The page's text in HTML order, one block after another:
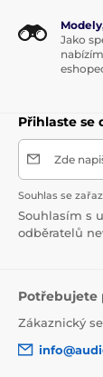
Jako
Přihlaste se
Zde
Souhlas se
Souhlasím s
odběratelů
Potřebujete
Zákaznický